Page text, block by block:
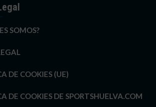
SOMOS?
DE COOKIES (UE)
DE COOKIES DE SPORTSHUELVA.COM